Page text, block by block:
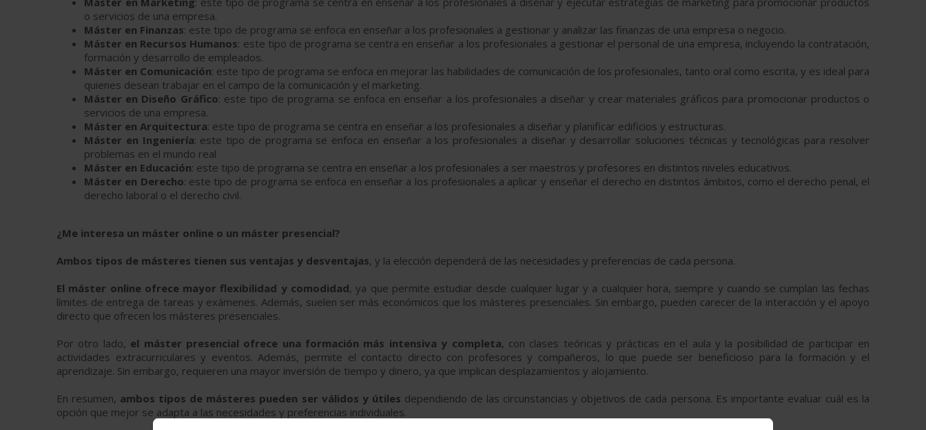
o servicios de una empresa.
Máster en Finanzas: este tipo de programa se enfoca en enseñar a los profesionales a gestionar y analizar las finanzas de una empresa o negocio.
Máster en Recursos Humanos: este tipo de programa se centra en enseñar a los profesionales a gestionar el personal de una empresa, incluyendo la contratación,
formación y desarrollo de empleados.
Máster en Comunicación: este tipo de programa se enfoca en mejorar las habilidades de comunicación de los profesionales, tanto oral como escrita, y es ideal para
quienes desean trabajar en el campo de la comunicación y el marketing.
Máster en Diseño Gráfico: este tipo de programa se enfoca en enseñar a los profesionales a diseñar y crear materiales gráficos para promocionar productos o
servicios de una empresa.
Máster en Arquitectura: este tipo de programa se centra en enseñar a los profesionales a diseñar y planificar edificios y estructuras.
Máster en Ingeniería: este tipo de programa se enfoca en enseñar a los profesionales a diseñar y desarrollar soluciones técnicas y tecnológicas para resolver
problemas en el mundo real
Máster en Educación: este tipo de programa se centra en enseñar a los profesionales a ser maestros y profesores en distintos niveles educativos.
Máster en Derecho: este tipo de programa se enfoca en enseñar a los profesionales a aplicar y enseñar el derecho en distintos ámbitos, como el derecho penal, el
derecho laboral o el derecho civil.
¿Me interesa un máster online o un máster presencial?
Ambos tipos de másteres tienen sus ventajas y desventajas, y la elección dependerá de las necesidades y preferencias de cada persona.
El máster online ofrece mayor flexibilidad y comodidad, ya que permite estudiar desde cualquier lugar y a cualquier hora, siempre y cuando se cumplan las fechas
límites de entrega de tareas y exámenes. Además, suelen ser más económicos que los másteres presenciales. Sin embargo, pueden carecer de la interacción y el apoyo
directo que ofrecen los másteres presenciales.
Por otro lado, el máster presencial ofrece una formación más intensiva y completa, con clases teóricas y prácticas en el aula y la posibilidad de participar en
actividades extracurriculares y eventos. Además, permite el contacto directo con profesores y compañeros, lo que puede ser beneficioso para la formación y el
aprendizaje. Sin embargo, requieren una mayor inversión de tiempo y dinero, ya que implican desplazamientos y alojamiento.
En resumen, ambos tipos de másteres pueden ser válidos y útiles dependiendo de las circunstancias y objetivos de cada persona. Es importante evaluar cuál es la
opción que mejor se adapta a las necesidades y preferencias individuales.